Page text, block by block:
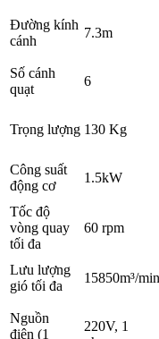
Đường kính
cánh
7.3m
Số cánh
quạt
6
Trọng lượng 130 Kg
Công suất
động cơ
1.5kW
Tốc độ
vòng quay
tối đa
60 rpm
Lưu lượng
gió tối đa
15850m³/min
Nguồn
điện (1
220V, 1